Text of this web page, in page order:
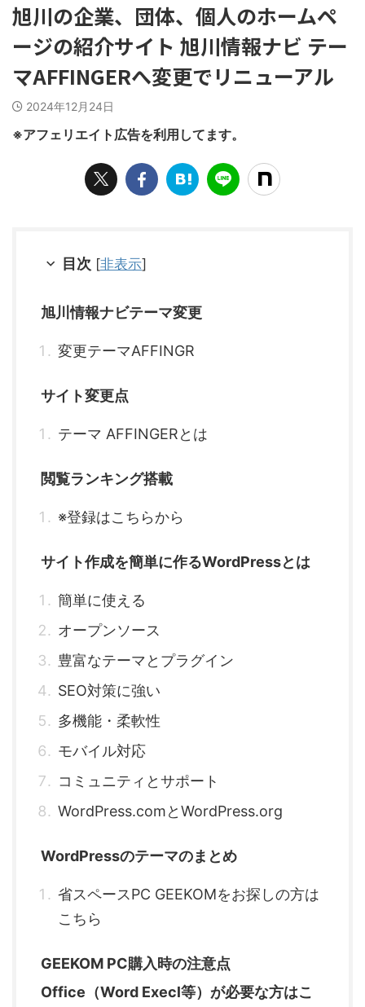
旭川の企業、団体、個人のホームペ
ージの紹介サイト 旭川情報ナビ テー
マAFFINGERへ変更でリニューアル
2024年12月24日
※アフェリエイト広告を利用してます。
目次 [非表示]
旭川情報ナビテーマ変更
変更テーマAFFINGR
サイト変更点
テーマ AFFINGERとは
閲覧ランキング搭載
※登録はこちらから
サイト作成を簡単に作るWordPressとは
簡単に使える
オープンソース
豊富なテーマとプラグイン
SEO対策に強い
多機能・柔軟性
モバイル対応
コミュニティとサポート
WordPress.comとWordPress.org
WordPressのテーマのまとめ
省スペースPC GEEKOMをお探しの方は
こちら
GEEKOM PC購入時の注意点
Office（Word Execl等）が必要な方はこ